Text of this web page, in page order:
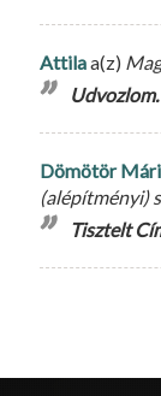
Attilaa(z)
Dömötör
(alépítményi)
Tisztelt